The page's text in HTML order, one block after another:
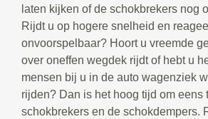
laten kijken of de schokbrekers nog
Rijdt u op hogere snelheid en
onvoorspelbaar? Hoort u vreemde
over oneffen wegdek rijdt of hebt u
mensen bij u in de auto wagenziek
rijden? Dan is het hoog tijd om eens
schokbrekers en de schokdempers.